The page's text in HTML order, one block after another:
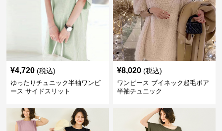
¥4,720 (税込)
ゆったりチュニック半袖ワンピ
ース サイドスリット
¥8,020 (税込)
ワンピース ブイネック起毛ボア
半袖チュニック